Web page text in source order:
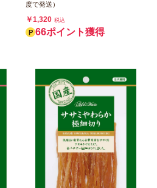
度で発送）
￥1,320 税込
66ポイント獲得